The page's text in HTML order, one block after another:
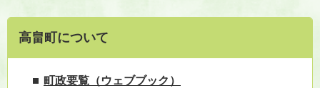
高畠町について
町政要覧（ウェブブック）